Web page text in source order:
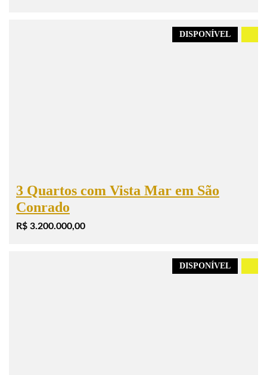
DISPONÍVEL
3 Quartos com Vista Mar em São
Conrado
R$ 3.200.000,00
DISPONÍVEL